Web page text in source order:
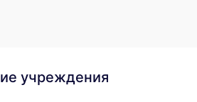
учреждения